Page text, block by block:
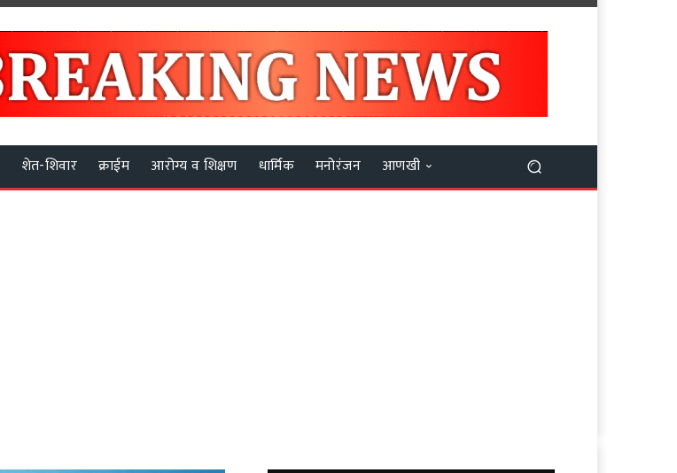
शेत-शिवार क्राईम आरोग्य व शिक्षण धार्मिक मनोरंजन आणखी